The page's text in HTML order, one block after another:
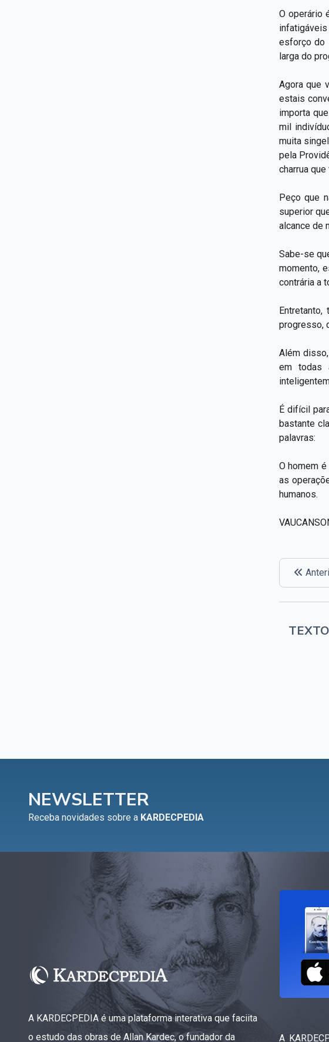
O operário
esforço do
larga do
Agora que
estais
importa
mil
muita
pela
charrua
Peço que
superior
alcance de
Sabe-se
momento,
contrária a
progresso,
Além
em todas
É difícil
bastante
palavras:
O homem
as
humanos.
NEWSLETTER
Receba novidades sobre a KARDECPEDIA
A KARDECPEDIA é uma plataforma interativa que faciita
o estudo das obras de Allan Kardec, o fundador da
A